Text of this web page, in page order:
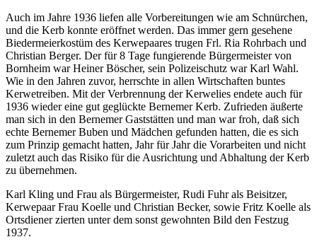
Auch im Jahre 1936 liefen alle Vorbereitungen wie am Schnürchen,
und die Kerb konnte eröffnet werden. Das immer gern gesehene
Biedermeierkostüm des Kerwepaares trugen Frl. Ria Rohrbach und
Christian Berger. Der für 8 Tage fungierende Bürgermeister von
Bornheim war Heiner Böscher, sein Polizeischutz war Karl Wahl.
Wie in den Jahren zuvor, herrschte in allen Wirtschaften buntes
Kerwetreiben. Mit der Verbrennung der Kerwelies endete auch für
1936 wieder eine gut geglückte Bernemer Kerb. Zufrieden äußerte
man sich in den Bernemer Gaststätten und man war froh, daß sich
echte Bernemer Buben und Mädchen gefunden hatten, die es sich
zum Prinzip gemacht hatten, Jahr für Jahr die Vorarbeiten und nicht
zuletzt auch das Risiko für die Ausrichtung und Abhaltung der Kerb
zu übernehmen.
Karl Kling und Frau als Bürgermeister, Rudi Fuhr als Beisitzer,
Kerwepaar Frau Koelle und Christian Becker, sowie Fritz Koelle als
Ortsdiener zierten unter dem sonst gewohnten Bild den Festzug
1937.